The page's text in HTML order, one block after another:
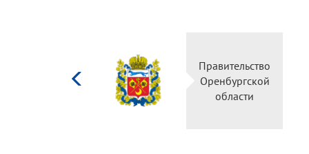
Министерство
культуры
Российской
федерации